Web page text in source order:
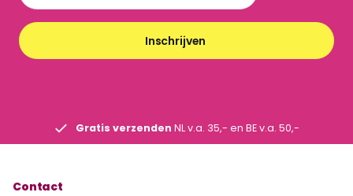
Inschrijven
Gratis verzenden NL v.a. 35,- en BE v.a. 50,-
Contact